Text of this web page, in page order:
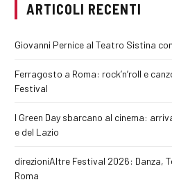
ARTICOLI RECENTI
Giovanni Pernice al Teatro Sistina
Ferragosto a Roma: rock’n’roll e
Festival
I Green Day sbarcano al cinema:
e del Lazio
direzioniAltre Festival 2026: Danza,
Roma